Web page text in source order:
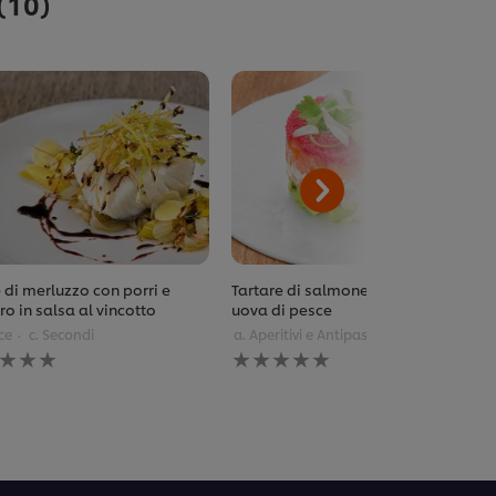
di merluzzo con porri e
in salsa al vincotto
c. Secondi
Tartare di salmone con avocado e
uova di pesce
a. Aperitivi e Antipasti
Nessuna
valutazione